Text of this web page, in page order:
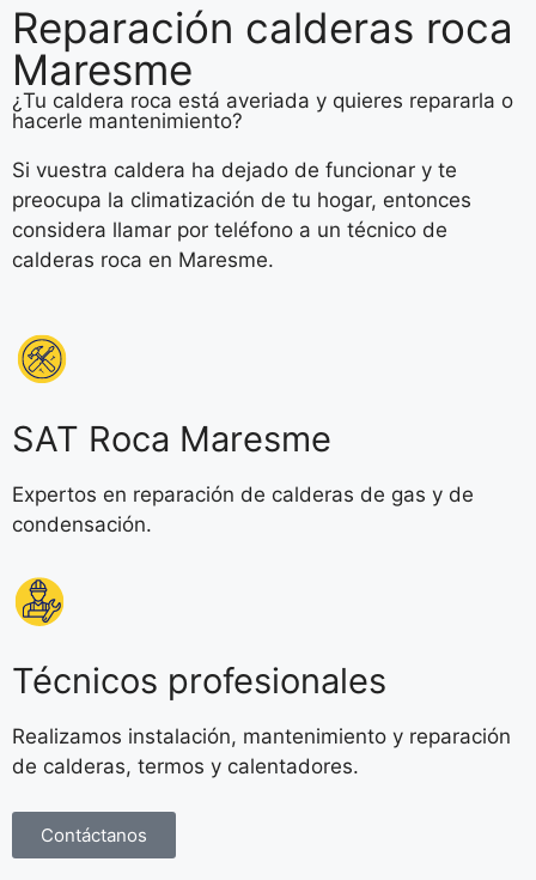
Reparación calderas roca
Maresme
¿Tu caldera roca está averiada y quieres repararla o
hacerle mantenimiento?
Si vuestra caldera ha dejado de funcionar y te
preocupa la climatización de tu hogar, entonces
considera llamar por teléfono a un técnico de
calderas roca en Maresme.
SAT Roca Maresme
Expertos en reparación de calderas de gas y de
condensación.
Técnicos profesionales
Realizamos instalación, mantenimiento y reparación
de calderas, termos y calentadores.
Contáctanos